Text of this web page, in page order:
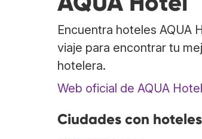
Encuentra hoteles AQUA
viaje para encontrar tu
hotelera.
Web oficial de AQUA Hotel
Ciudades con